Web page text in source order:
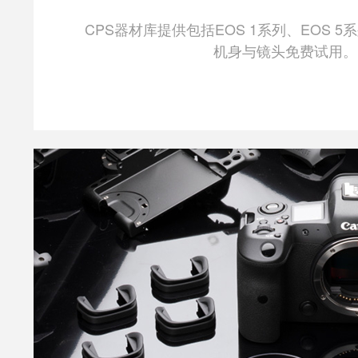
CPS器材库提供包括EOS 1系列、EOS 5
机身与镜头免费试用。